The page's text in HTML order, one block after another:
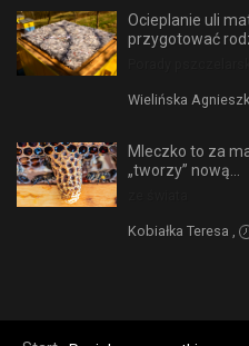
Ocieplanie uli
przygotować
Wielińska
Mleczko to za
„tworzy” nową...
Kobiałka Teresa ,